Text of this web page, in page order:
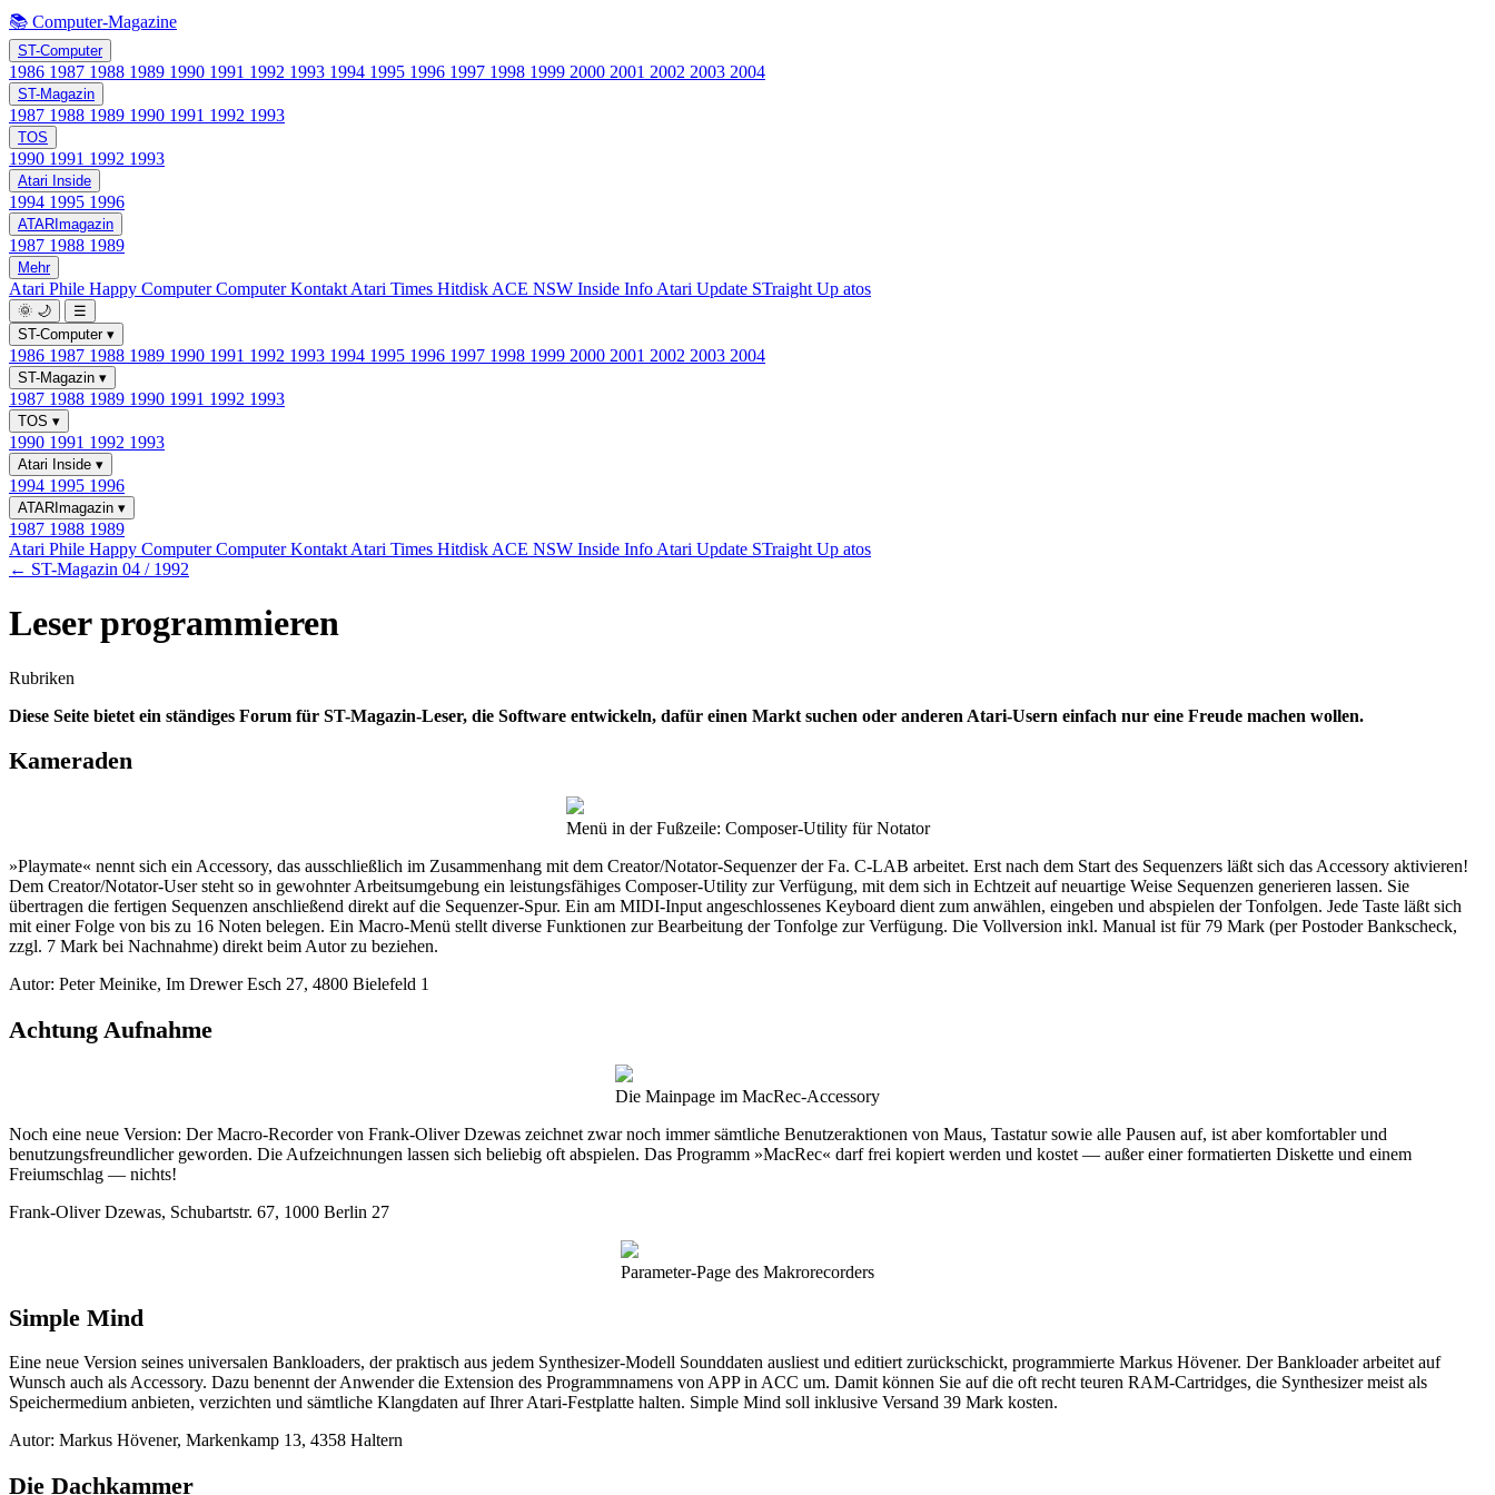
📚 Computer-Magazine
ST-Computer
1986 1987 1988 1989 1990 1991 1992 1993 1994 1995 1996 1997 1998 1999 2000 2001 2002 2003 2004
ST-Magazin
1987 1988 1989 1990 1991 1992 1993
TOS
1990 1991 1992 1993
Atari Inside
1994 1995 1996
ATARImagazin
1987 1988 1989
Mehr
Atari Phile Happy ComputerComputer Kontakt Atari Times Hitdisk ACE NSW Inside Info Atari Update STraight Up atos
🌞 🌙
☰
ST-Computer ▾
1986 1987 1988 1989 1990 1991 1992 1993 1994 1995 1996 1997 1998 1999 2000 2001 2002 2003 2004
ST-Magazin ▾
1987 1988 1989 1990 1991 1992 1993
TOS ▾
1990 1991 1992 1993
Atari Inside ▾
1994 1995 1996
ATARImagazin ▾
1987 1988 1989
Atari Phile Happy ComputerComputer Kontakt Atari Times Hitdisk ACE NSW Inside Info Atari Update STraight Up atos
← ST-Magazin 04 / 1992
Leser programmieren
Rubriken
Diese Seite bietet ein ständiges Forum für ST-Magazin-Leser, die Software entwickeln, dafür einen Markt suchen oder anderen Atari-Usern einfach nur eine Freude machen wollen.
Kameraden
Menü in der Fußzeile: Composer-Utility für Notator
»Playmate« nennt sich ein Accessory, das ausschließlich im Zusammenhang mit dem Creator/Notator-Sequenzer der Fa. C-LAB arbeitet. Erst nach dem Start des Sequenzers läßt sich das Accessory aktivieren!
Dem Creator/Notator-User steht so in gewohnter Arbeitsumgebung ein leistungsfähiges Composer-Utility zur Verfügung, mit dem sich in Echtzeit auf neuartige Weise Sequenzen generieren lassen. Sie
übertragen die fertigen Sequenzen anschließend direkt auf die Sequenzer-Spur. Ein am MIDI-Input angeschlossenes Keyboard dient zum anwählen, eingeben und abspielen der Tonfolgen. Jede Taste läßt sich
mit einer Folge von bis zu 16 Noten belegen. Ein Macro-Menü stellt diverse Funktionen zur Bearbeitung der Tonfolge zur Verfügung. Die Vollversion inkl. Manual ist für 79 Mark (per Postoder Bankscheck,
zzgl. 7 Mark bei Nachnahme) direkt beim Autor zu beziehen.
Autor: Peter Meinike, Im Drewer Esch 27, 4800 Bielefeld 1
Achtung Aufnahme
Die Mainpage im MacRec-Accessory
Noch eine neue Version: Der Macro-Recorder von Frank-Oliver Dzewas zeichnet zwar noch immer sämtliche Benutzeraktionen von Maus, Tastatur sowie alle Pausen auf, ist aber komfortabler und
benutzungsfreundlicher geworden. Die Aufzeichnungen lassen sich beliebig oft abspielen. Das Programm »MacRec« darf frei kopiert werden und kostet — außer einer formatierten Diskette und einem
Freiumschlag — nichts!
Frank-Oliver Dzewas, Schubartstr. 67, 1000 Berlin 27
Parameter-Page des Makrorecorders
Simple Mind
Eine neue Version seines universalen Bankloaders, der praktisch aus jedem Synthesizer-Modell Sounddaten ausliest und editiert zurückschickt, programmierte Markus Hövener. Der Bankloader arbeitet auf
Wunsch auch als Accessory. Dazu benennt der Anwender die Extension des Programmnamens von APP in ACC um. Damit können Sie auf die oft recht teuren RAM-Cartridges, die Synthesizer meist als
Speichermedium anbieten, verzichten und sämtliche Klangdaten auf Ihrer Atari-Festplatte halten. Simple Mind soll inklusive Versand 39 Mark kosten.
Autor: Markus Hövener, Markenkamp 13, 4358 Haltern
Die Dachkammer